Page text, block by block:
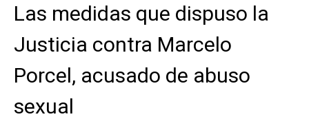
Las medidas que dispuso la
Justicia contra Marcelo
Porcel, acusado de abuso
sexual